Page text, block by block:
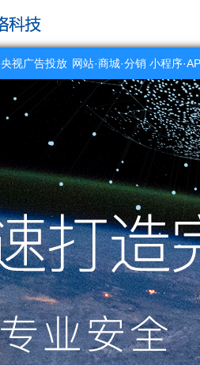
央视广告投放 网站·商城·分销
系统
小程序
作